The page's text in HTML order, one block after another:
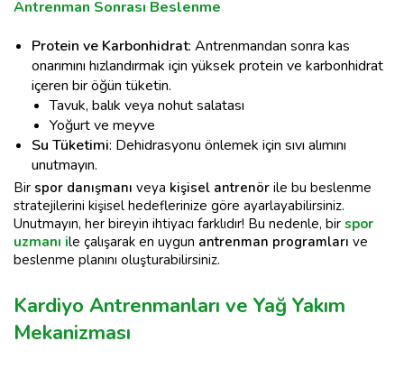
Antrenman Sonrası Beslenme
Protein ve Karbonhidrat: Antrenmandan sonra kas
onarımını hızlandırmak için yüksek protein ve karbonhidrat
içeren bir öğün tüketin.
Tavuk, balık veya nohut salatası
Yoğurt ve meyve
Su Tüketimi: Dehidrasyonu önlemek için sıvı alımını
unutmayın.
Bir spor danışmanı veya kişisel antrenör ile bu beslenme
stratejilerini kişisel hedeflerinize göre ayarlayabilirsiniz.
Unutmayın, her bireyin ihtiyacı farklıdır! Bu nedenle, bir spor
uzmanı ile çalışarak en uygun antrenman programları ve
beslenme planını oluşturabilirsiniz.
Kardiyo Antrenmanları ve Yağ Yakım
Mekanizması